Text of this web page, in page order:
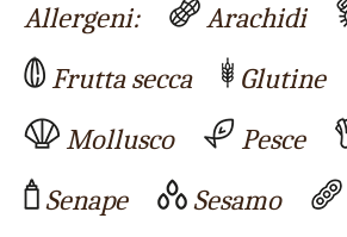
Allergeni: Arachidi
Frutta secca
Glutine
Mollusco
Pesce
Senape
Sesamo